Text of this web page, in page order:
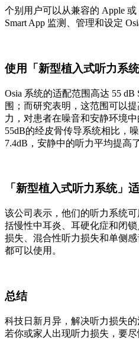
个别用户可以从兼容的 Apple
Smart App 监测、管理和设定
使用「新型植入式听力系
Osia 系统的适配范围高达 55
围；而研究表明，这范围可以
力，对患者在噪音和安静环境
55dB的经皮骨传导系统相比，
7.4dB，安静中的听力平均提高了
「新型植入式听力系统」
该公司表示，他们的听力系统
括慢性中耳炎、耳硬化症和闭
损失、混合性听力损失和单侧
都可以使用。
总结
科技日新月异，解决听力损失
若你或家人出现听力损失，要